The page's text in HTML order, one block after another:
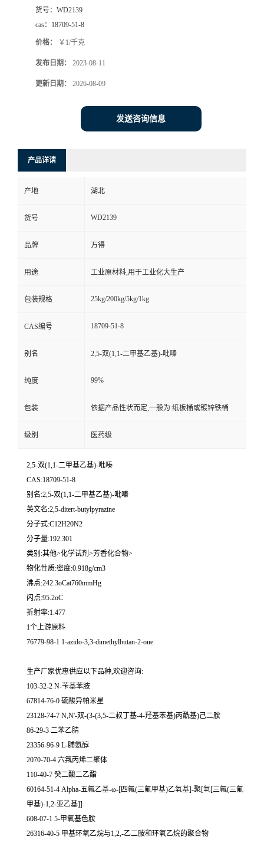
货号： WD2139
cas： 18709-51-8
价格： ￥1/千克
发布日期： 2023-08-11
更新日期： 2026-08-09
发送咨询信息
产品详请
产地 湖北
货号 WD2139
品牌 万得
用途 工业原材料,用于工业化大生产
包装规格 25kg/200kg/5kg/1kg
CAS编号 18709-51-8
别名 2,5-双(1,1-二甲基乙基)-吡嗪
纯度 99%
包装 依据产品性状而定,一般为:纸板桶或镀锌铁桶
级别 医药级
2,5-双(1,1-二甲基乙基)-吡嗪
CAS:18709-51-8
别名:2,5-双(1,1-二甲基乙基)-吡嗪
英文名:2,5-ditert-butylpyrazine
分子式:C12H20N2
分子量:192.301
类别:其他>化学试剂>芳香化合物>
物化性质:密度:0.918g/cm3
沸点:242.3oCat760mmHg
闪点:95.2oC
折射率:1.477
1个上游原料
76779-98-1 1-azido-3,3-dimethylbutan-2-one
生产厂家优惠供应以下品种,欢迎咨询:
103-32-2 N-苄基苯胺
67814-76-0 硫酸异帕米星
23128-74-7 N,N'-双-(3-(3,5-二叔丁基-4-羟基苯基)丙酰基)己二胺
86-29-3 二苯乙腈
23356-96-9 L-脯氨醇
2070-70-4 六氟丙烯二聚体
110-40-7 癸二酸二乙酯
60164-51-4 Alpha-五氟乙基-ω-[四氟(三氟甲基)乙氧基]-聚[氧[三氟(三氟
甲基)-1,2-亚乙基]]
608-07-1 5-甲氧基色胺
26316-40-5 甲基环氧乙烷与1,2,-乙二胺和环氧乙烷的聚合物